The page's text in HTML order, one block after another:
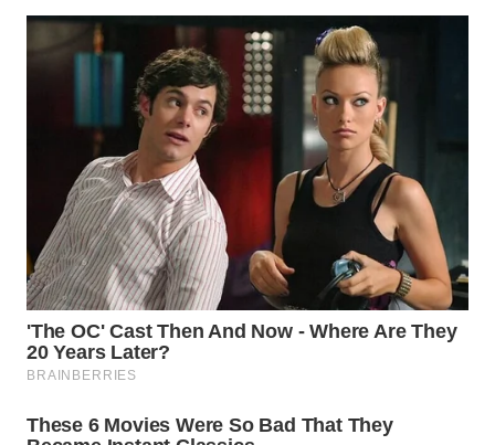
WN
TAPANULI
UTARA
WN
SAMOSIR
WN
PADANG
LAWAS
WN